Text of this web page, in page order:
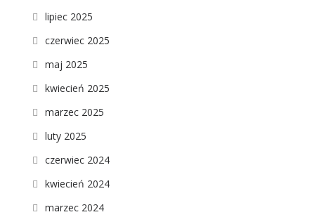
lipiec 2025
czerwiec 2025
maj 2025
kwiecień 2025
marzec 2025
luty 2025
czerwiec 2024
kwiecień 2024
marzec 2024